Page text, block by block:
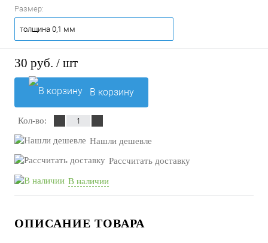
Размер:
толщина 0,1 мм
30 руб. / шт
В корзину
Кол-во:
Нашли дешевле
Рассчитать доставку
В наличии
ОПИСАНИЕ ТОВАРА